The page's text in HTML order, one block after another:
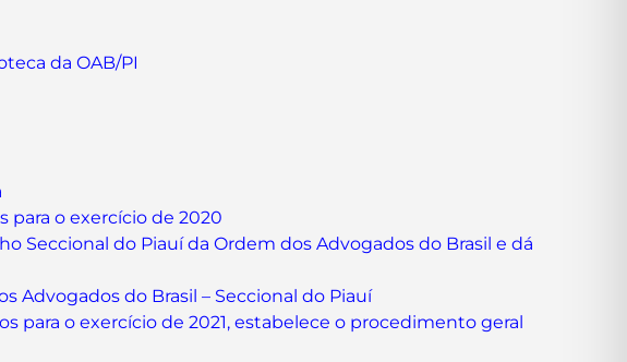
da OAB/PI
para o exercício de 2020
Seccional do Piauí da Ordem dos Advogados do Brasil e dá
Advogados do Brasil – Seccional do Piauí
para o exercício de 2021, estabelece o procedimento geral